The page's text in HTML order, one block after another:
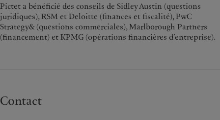
Pictet a bénéficié des conseils de Sidley Austin (questions
juridiques), RSM et Deloitte (finances et fiscalité), PwC
Strategy& (questions commerciales), Marlborough Partners
(financement) et KPMG (opérations financières d’entreprise).
Contact